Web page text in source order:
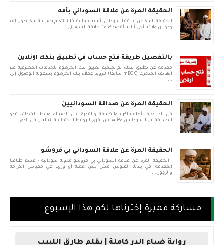
الحقيقة المرة عن علاقة السوداني بأمه
الحقيقة المرة عن علاقة السوداني بأمه يا جماعة، خلينا نتكلم بصراحة مرة، بدون لف
ودوران ولا "يا أخي أنا ما أقصد كده". علاقة السوداني...
بالتفصيل طريقة فتح حساب في تطبيق بنكك اونلاين
مقدمة عن تطبيق بنكك تم تصميم تطبيق بنك الخرطوم للخدمات المصرفية عبر
الهاتف المتحرك (mBOK سابقًا) لتزويد عملاء بنك الخرطوم بسهولة الوصول إلى
...
الحقيقة المرة عن صداقة السودانيين
في بلد يُعرف أهله بالكرم والضيافة والقدرة على الضحك وسط الشدائد، تبدو
الصداقة بين السودانيين وكأنها من أقوى الروابط الاجتماعية. نجلس في الدي...
الحقيقة المرة عن علاقة السوداني بي قروشو
الحقيقة المرة عن علاقة السوداني بي قروشو مدونة سودانية - قسم طباعنا
المقدمة: في بلدنا، الفلوس مش بس عملة أو ورق، هي مقياس الكرامة
والرجول...
مشاركة مميزة إخترناها لكم هذا الإسبوع
رواية ضياع الدر كاملة | بقلم طارق اللبيب